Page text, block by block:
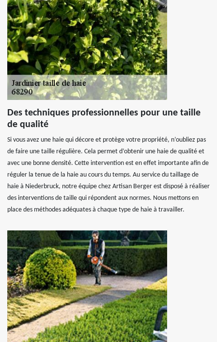
Des techniques professionnelles pour une taille
de qualité
Si vous avez une haie qui décore et protège votre propriété, n’oubliez pas
de faire une taille régulière. Cela permet d’obtenir une haie de qualité et
avec une bonne densité. Cette intervention est en effet importante afin de
réguler la tenue de la haie au cours du temps. Au service du taillage de
haie à Niederbruck, notre équipe chez Artisan Berger est disposé à réaliser
des interventions de taille qui répondent aux normes. Nous mettons en
place des méthodes adéquates à chaque type de haie à travailler.